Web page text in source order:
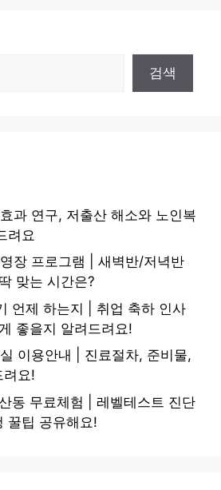
검색
과 연구, 저출산 해소와 노인복
려요
장 프로그램 | 새벽반/저녁반
맞는 시간은?
언제 하는지 | 취업 축하 인사
좋을지 알려드려요!
이용안내 | 진료절차, 준비물,
려요!
동 무료체험 | 레벨테스트 진단
꿀팁 공유해요!